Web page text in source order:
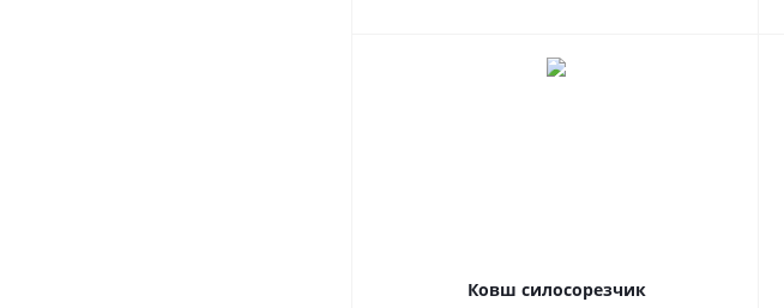
Ковш силосорезчик